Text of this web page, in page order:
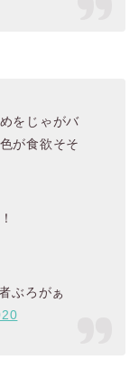
をじゃがバ
が食欲そそ
ぶろがぁ